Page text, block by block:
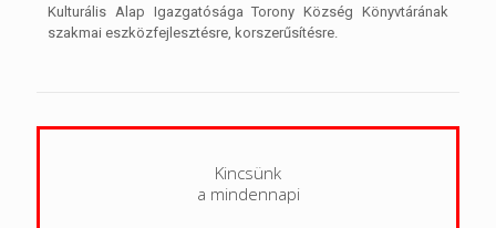
Kulturális Alap Igazgatósága Torony Község Könyvtárának
szakmai eszközfejlesztésre, korszerűsítésre.
Kincsünk
a mindennapi